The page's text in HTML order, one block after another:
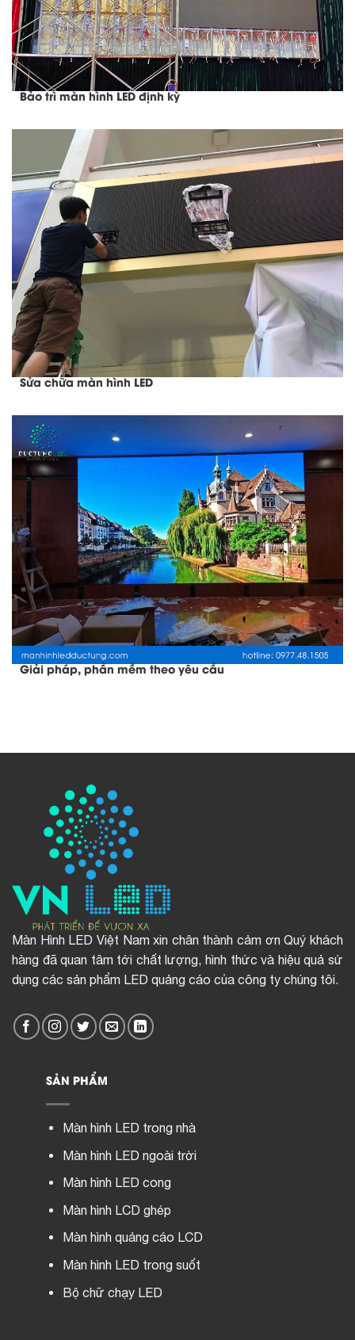
Bảo trì màn hình LED định kỳ
Sửa chữa màn hình LED
Giải pháp, phần mềm theo yêu cầu
Màn Hình LED Việt Nam xin chân thành cảm ơn Quý khách
hàng đã quan tâm tới chất lượng, hình thức và hiệu quả sử
dụng các sản phẩm LED quảng cáo của công ty chúng tôi.
SẢN PHẨM
Màn hình LED trong nhà
Màn hình LED ngoài trời
Màn hình LED cong
Màn hình LCD ghép
Màn hình quảng cáo LCD
Màn hình LED trong suốt
Bộ chữ chạy LED